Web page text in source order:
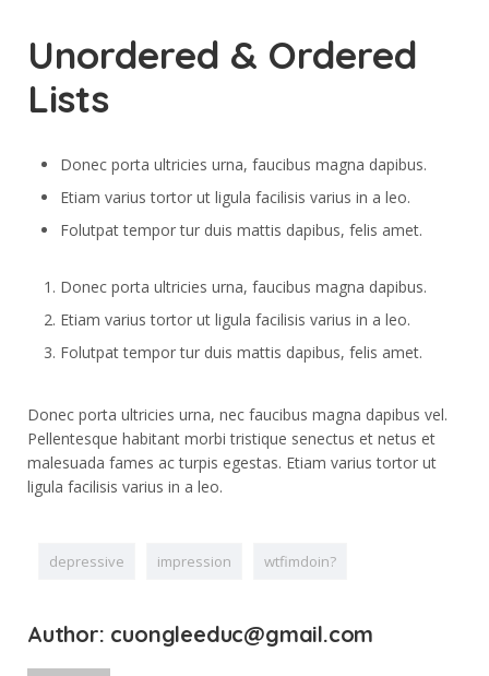
Unordered & Ordered
Lists
Donec porta ultricies urna, faucibus magna dapibus.
Etiam varius tortor ut ligula facilisis varius in a leo.
Folutpat tempor tur duis mattis dapibus, felis amet.
Donec porta ultricies urna, faucibus magna dapibus.
Etiam varius tortor ut ligula facilisis varius in a leo.
Folutpat tempor tur duis mattis dapibus, felis amet.
Donec porta ultricies urna, nec faucibus magna dapibus vel.
Pellentesque habitant morbi tristique senectus et netus et
malesuada fames ac turpis egestas. Etiam varius tortor ut
ligula facilisis varius in a leo.
depressive impression wtfimdoin?
Author: cuongleeduc@gmail.com